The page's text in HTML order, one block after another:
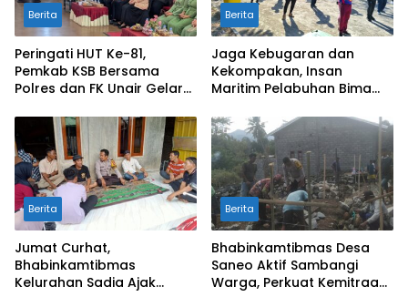
Berita
Peringati HUT Ke-81,
Pemkab KSB Bersama
Polres dan FK Unair Gelar
Hari Pertama Kehidupan”
Berita
Jaga Kebugaran dan
Kekompakan, Insan
Maritim Pelabuhan Bima
Berita
Jumat Curhat,
Bhabinkamtibmas
Kelurahan Sadia Ajak
Berita
Bhabinkamtibmas Desa
Saneo Aktif Sambangi
Warga, Perkuat Kemitraan